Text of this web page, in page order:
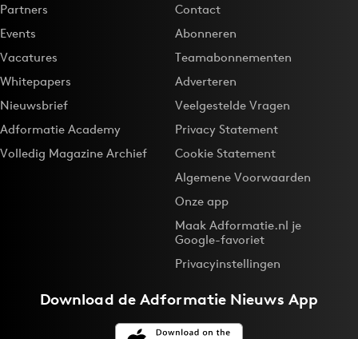
Partners
Events
Vacatures
Whitepapers
Nieuwsbrief
Adformatie Academy
Volledig Magazine Archief
Contact
Abonneren
Teamabonnementen
Adverteren
Veelgestelde Vragen
Privacy Statement
Cookie Statement
Algemene Voorwaarden
Onze app
Maak Adformatie.nl je
Google-favoriet
Privacyinstellingen
Download deAdformatie Nieuws App